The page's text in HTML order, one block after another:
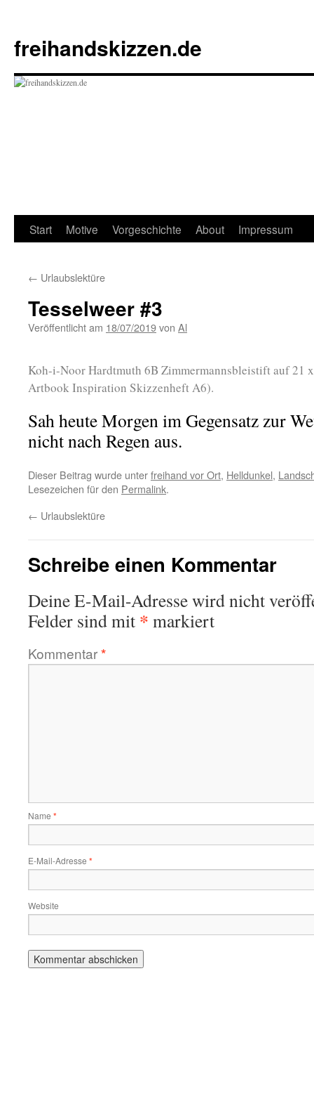
springen
freihandskizzen.de
Start Motive Vorgeschichte About Impressum
← Urlaubslektüre
Tesselweer #3
Veröffentlicht am 18/07/2019von Al
Koh-i-Noor Hardtmuth 6B Zimmermannsbleistift auf 21
Artbook Inspiration Skizzenheft A6).
Sah heute Morgen im Gegensatz zur
nicht nach Regen aus.
Dieser Beitrag wurde unterfreihand vor Ort, Helldunkel,
Lesezeichen für den Permalink.
← Urlaubslektüre
Schreibe einen Kommentar
Deine E-Mail-Adresse wird nicht
Felder sind mit * markiert
Kommentar*
Name *
E-Mail-Adresse *
Website